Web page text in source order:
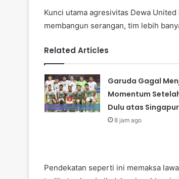
Kunci utama agresivitas Dewa
membangun serangan, tim lebih
Related Articles
Garuda Gagal
Momentum
Dulu atas
8 jam ago
Pendekatan seperti ini memaksa